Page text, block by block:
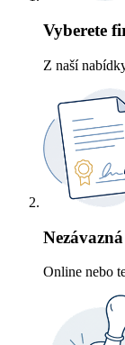
Vyberete
Z naší
Online nebo